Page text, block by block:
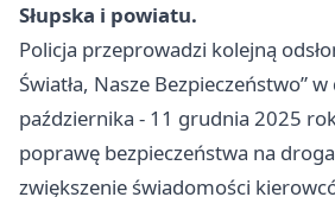
Słupska i powiatu.
Policja przeprowadzi kolejną
Światła, Nasze Bezpieczeństwo”
października - 11 grudnia 2025
poprawę bezpieczeństwa na
zwiększenie świadomości